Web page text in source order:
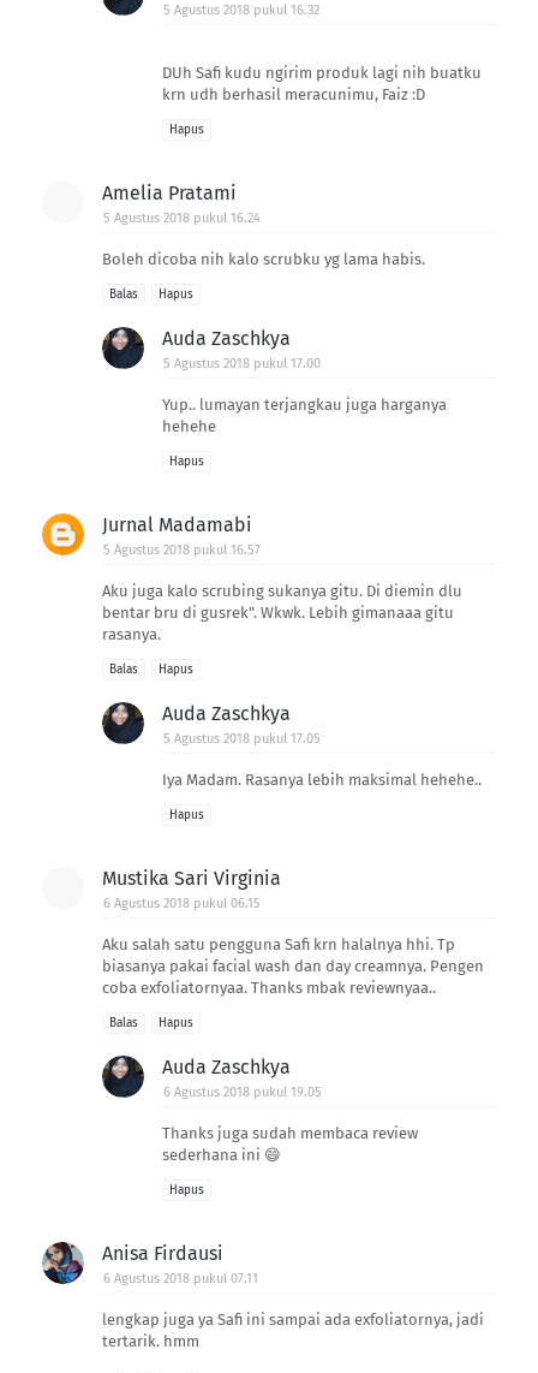
5 Agustus 2018 pukul 16.32
DUh Safi kudu ngirim produk lagi nih buatku
krn udh berhasil meracunimu, Faiz :D
Hapus
Amelia Pratami
5 Agustus 2018 pukul 16.24
Boleh dicoba nih kalo scrubku yg lama habis.
Balas Hapus
Auda Zaschkya
5 Agustus 2018 pukul 17.00
Yup.. lumayan terjangkau juga harganya
hehehe
Hapus
Jurnal Madamabi
5 Agustus 2018 pukul 16.57
Aku juga kalo scrubing sukanya gitu. Di diemin dlu
bentar bru di gusrek". Wkwk. Lebih gimanaaa gitu
rasanya.
Balas Hapus
Auda Zaschkya
5 Agustus 2018 pukul 17.05
Iya Madam. Rasanya lebih maksimal hehehe..
Hapus
Mustika Sari Virginia
6 Agustus 2018 pukul 06.15
Aku salah satu pengguna Safi krn halalnya hhi. Tp
biasanya pakai facial wash dan day creamnya. Pengen
coba exfoliatornyaa. Thanks mbak reviewnyaa..
Balas Hapus
Auda Zaschkya
6 Agustus 2018 pukul 19.05
Thanks juga sudah membaca review
sederhana ini 😄
Hapus
Anisa Firdausi
6 Agustus 2018 pukul 07.11
lengkap juga ya Safi ini sampai ada exfoliatornya, jadi
tertarik. hmm